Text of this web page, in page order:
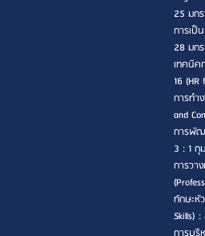
25 มก
การเป็
28 มก
เทคนิ
16
การทำ
and
การพัฒ
3 : 1
การวา
ทักษะหั
Skills)